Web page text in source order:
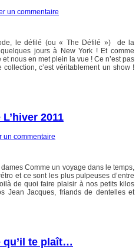
un commentaire
le défilé (ou « The Défilé ») de la
jours à New York ! Et comme
nous en met plein la vue ! Ce n’est pas
c’est véritablement un show !
2011
un commentaire
Comme un voyage dans le temps,
et ce sont les plus pulpeuses d’entre
de quoi faire plaisir à nos petits kilos
Jean Jacques, friands de dentelles et
qu’il te plaît…